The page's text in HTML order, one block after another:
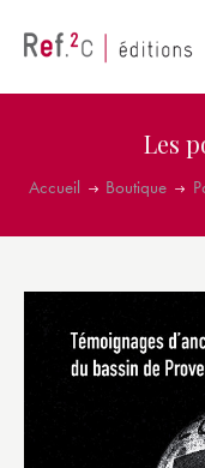
Les
Accueil Boutique